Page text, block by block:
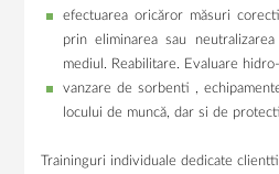
efectuarea oricăror măsuri
prin eliminarea sau
mediul. Reabilitare. Evaluare
vanzare de sorbenti ,
locului de muncă, dar si de
Traininguri individuale dedicate